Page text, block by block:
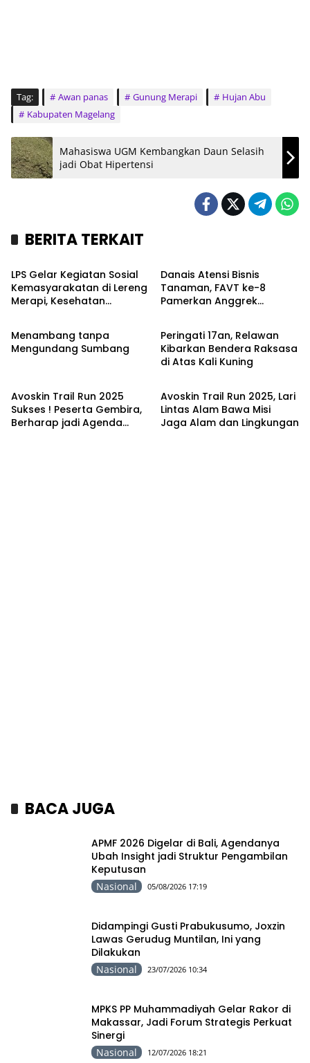
Tag: Awan panas Gunung Merapi
Hujan Abu
Kabupaten Magelang
Mahasiswa UGM Kembangkan Daun Selasih
jadi Obat Hipertensi
BERITA TERKAIT
Kronika
LPS Gelar Kegiatan Sosial
Kemasyarakatan di Lereng
Merapi, Kesehatan
Danais Atensi Bisnis
Tanaman, FAVT ke-8
Pamerkan Anggrek
Opini
Menambang tanpa
Mengundang Sumbang
Kronika
Peringati 17an, Relawan
Kibarkan Bendera Raksasa
di Atas Kali Kuning
Avoskin Trail Run 2025
Sukses ! Peserta Gembira,
Berharap jadi Agenda
Sport
Avoskin Trail Run 2025, Lari
Lintas Alam Bawa Misi
Jaga Alam dan Lingkungan
BACA JUGA
APMF 2026 Digelar di Bali, Agendanya
Ubah Insight jadi Struktur Pengambilan
Keputusan
Nasional 05/08/2026 17:19
Didampingi Gusti Prabukusumo, Joxzin
Lawas Gerudug Muntilan, Ini yang
Dilakukan
Nasional 23/07/2026 10:34
MPKS PP Muhammadiyah Gelar Rakor di
Makassar, Jadi Forum Strategis Perkuat
Sinergi
Nasional 12/07/2026 18:21